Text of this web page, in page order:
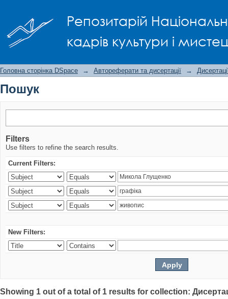
Репозитарій
кадрів культури і
Головна сторінка DSpace → Автореферати та дисертації →
Пошук
Filters
Use filters to refine the search results.
Current Filters:
New Filters:
Showing 1 out of a total of 1 results for collection: